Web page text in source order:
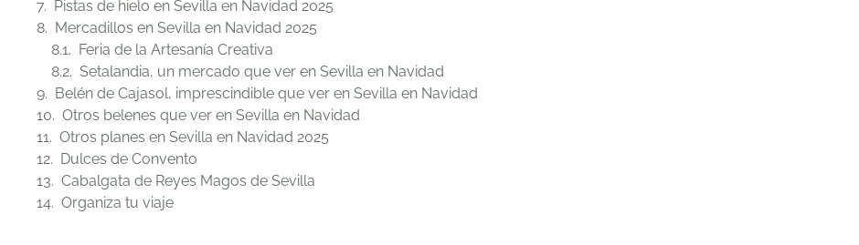
Pistas de hielo en Sevilla en Navidad 2025
Mercadillos en Sevilla en Navidad 2025
Feria de la Artesanía Creativa
Setalandia, un mercado que ver en Sevilla en Navidad
Belén de Cajasol, imprescindible que ver en Sevilla en Navidad
Otros belenes que ver en Sevilla en Navidad
Otros planes en Sevilla en Navidad 2025
Dulces de Convento
Cabalgata de Reyes Magos de Sevilla
Organiza tu viaje